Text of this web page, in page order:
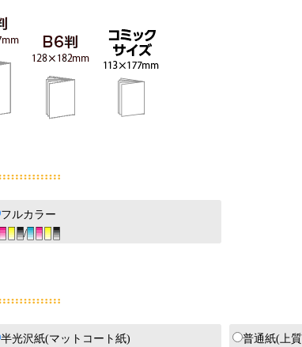
フルカラー
/
半光沢紙(マットコート紙)
普通紙(上